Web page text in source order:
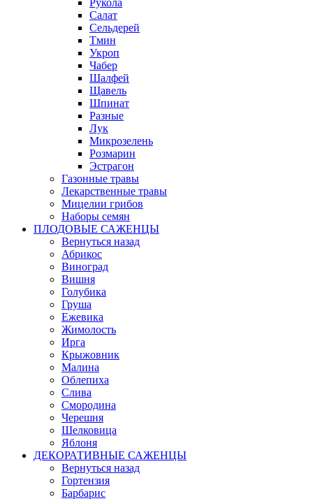
Салат
Сельдерей
Тмин
Укроп
Чабер
Шалфей
Щавель
Шпинат
Разные
Лук
Микрозелень
Розмарин
Эстрагон
Газонные травы
Лекарственные травы
Мицелии грибов
Наборы семян
ПЛОДОВЫЕ САЖЕНЦЫ
Вернуться назад
Абрикос
Виноград
Вишня
Голубика
Груша
Ежевика
Жимолость
Ирга
Крыжовник
Малина
Облепиха
Слива
Смородина
Черешня
Шелковица
Яблоня
ДЕКОРАТИВНЫЕ САЖЕНЦЫ
Вернуться назад
Гортензия
Барбарис